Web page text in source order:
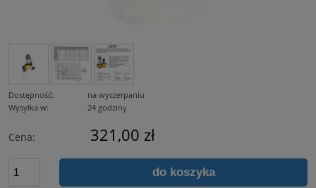
Dostępność:
na wyczerpaniu
Wysyłka w:
24 godziny
Cena: 321,00 zł
do koszyka